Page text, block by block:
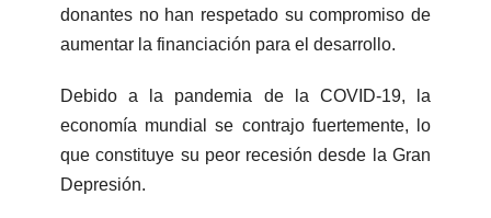
donantes no han respetado su compromiso de
aumentar la financiación para el desarrollo.
Debido a la pandemia de la COVID-19, la
economía mundial se contrajo fuertemente, lo
que constituye su peor recesión desde la Gran
Depresión.